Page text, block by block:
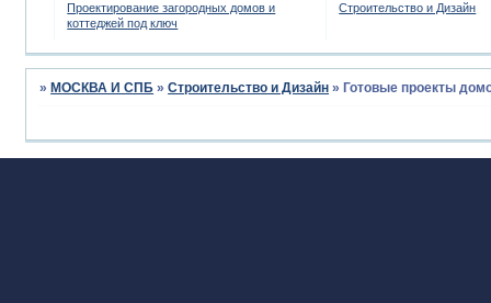
Проектирование загородных домов и
коттеджей под ключ
Строительство и Дизайн
» МОСКВА И СПБ »Строительство и Дизайн » Готовые проекты